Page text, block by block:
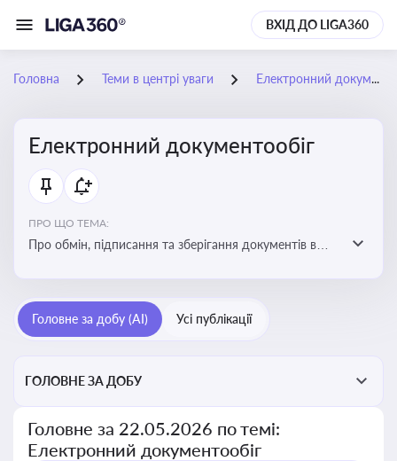
ВХІД ДО LIGA360
Головна Теми в центрі уваги Електронний документообіг
Електронний документообіг
ПРО ЩО ТЕМА:
Про обмін, підписання та зберігання документів в
Головне за добу (AI) Усі публікації
ГОЛОВНЕ ЗА ДОБУ
Головне за 22.05.2026 по темі:
Електронний документообіг